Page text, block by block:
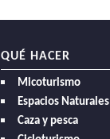
QUÉ HACER
Micoturismo
Espacios Naturales
Caza y pesca